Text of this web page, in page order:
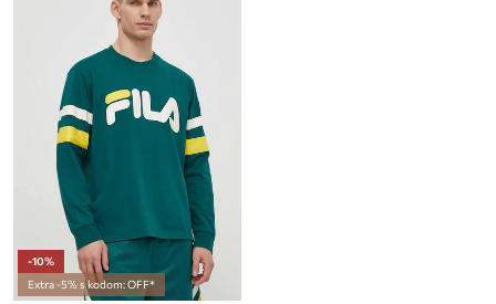
-10%
Extra -5% s kodom: OFF*